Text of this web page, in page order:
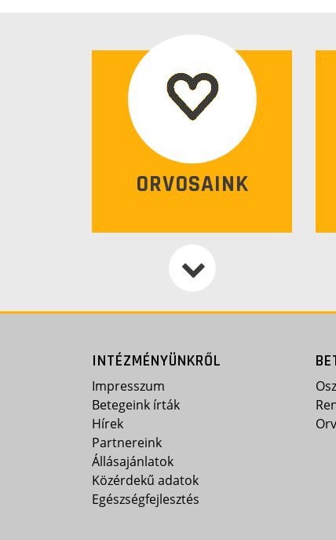
ORVOSAINK
INTÉZMÉNYÜNKRŐL
Impresszum
Betegeink írták
Hírek
Partnereink
Állásajánlatok
Közérdekű adatok
Egészségfejlesztés